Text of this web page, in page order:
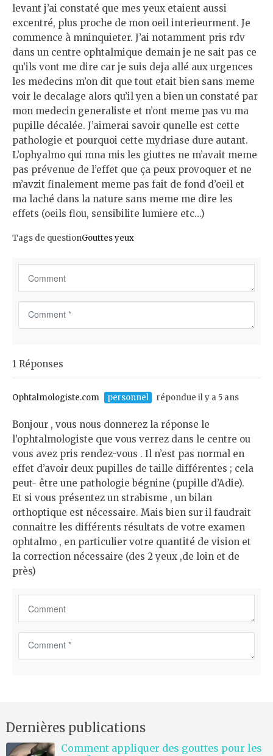
levant j’ai constaté que mes yeux etaient aussi
excentré, plus proche de mon oeil interieurment. Je
commence à mninquieter. J’ai notamment pris rdv
dans un centre ophtalmique demain je ne sait pas ce
qu’ils vont me dire car je suis deja allé aux urgences
les medecins m’on dit que tout etait bien sans meme
voir le decalage alors qu’il yen a bien un constaté par
mon medecin generaliste et n’ont meme pas vu ma
pupille décalée. J’aimerai savoir qunelle est cette
pathologie et pourquoi cette mydriase dure autant.
L’ophyalmo qui mna mis les giuttes ne m’avait meme
pas prévenue de l’effet que ça peux provoquer et ne
m’avzit finalement meme pas fait de fond d’oeil et
ma laché dans la nature sans meme me dire les
effets (oeils flou, sensibilite lumiere etc…)
Tags de questionGouttes yeux
e
n
t
1 Réponses
Ophtalmologiste.com personnel répondue il y a 5 ans
Bonjour , vous nous donnerez la réponse le
l’ophtalmologiste que vous verrez dans le centre ou
vous avez pris rendez-vous . Il n’est pas normal en
effet d’avoir deux pupilles de taille différentes ; cela
peut- être une pathologie bégnine (pupille d’Adie).
Et si vous présentez un strabisme , un bilan
orthoptique est nécessaire. Mais bien sur il faudrait
connaitre les différents résultats de votre examen
ophtalmo , en particulier votre quantité de vision et
la correction nécessaire (des 2 yeux ,de loin et de
près)
t
*
Dernières publications
Comment appliquer des gouttes pour les